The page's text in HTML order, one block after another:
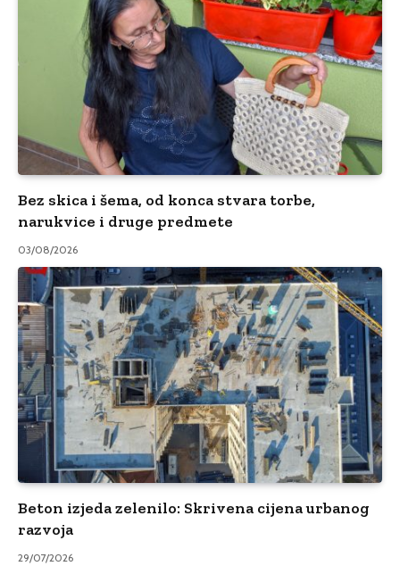
Bez skica i šema, od konca stvara torbe,
narukvice i druge predmete
03/08/2026
Beton izjeda zelenilo: Skrivena cijena urbanog
razvoja
29/07/2026